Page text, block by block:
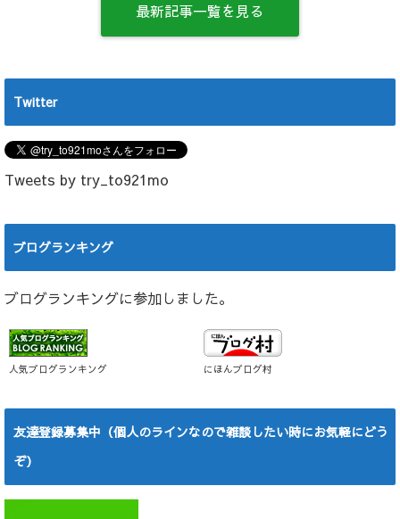
最新記事一覧を見る
Twitter
Tweets by try_to921mo
ブログランキング
ブログランキングに参加しました。
人気ブログランキング にほんブログ村
友達登録募集中（個人のラインなので雑談したい時にお気軽にどう
ぞ）